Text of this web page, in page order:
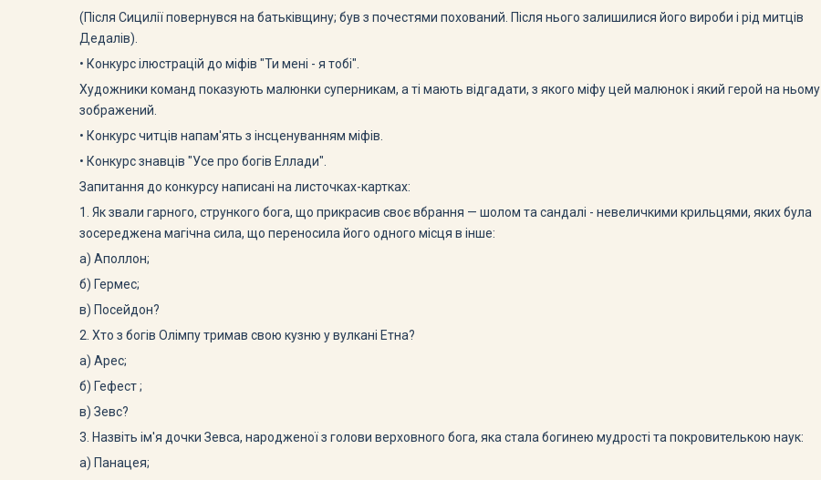
(Після Сицилії повернувся на батьківщину; був з почестя­ми похований. Після нього залишилися його вироби і рід митців
Дедалів).
• Конкурс ілюстрацій до міфів "Ти мені - я тобі".
Художники команд показують малюнки суперникам, а ті мають відгадати, з якого міфу цей малюнок і який герой на ньому
зображений.
• Конкурс читців напам'ять з інсценуванням міфів.
• Конкурс знавців "Усе про богів Еллади".
Запитання до конкурсу написані на листочках-картках:
1. Як звали гарного, стрункого бога, що прикрасив своє вбрання — шолом та сандалі - невеличкими крильцями, яких була
зосереджена магічна сила, що переносила його одного місця в інше:
а) Аполлон;
б) Гермес;
в) Посейдон?
2. Хто з богів Олімпу тримав свою кузню у вулкані Етна?
а) Арес;
б) Гефест ;
в) Зевс?
3. Назвіть ім'я дочки Зевса, народженої з голови верховного бога, яка стала богинею мудрості та покровителькою наук:
а) Панацея;